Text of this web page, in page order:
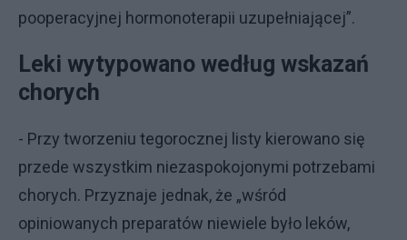
pooperacyjnej hormonoterapii uzupełniającej”.
Leki wytypowano według wskazań
chorych
- Przy tworzeniu tegorocznej listy kierowano się
przede wszystkim niezaspokojonymi potrzebami
chorych. Przyznaje jednak, że „wśród
opiniowanych preparatów niewiele było leków,